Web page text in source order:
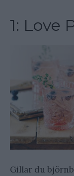
1: Love
Gillar du